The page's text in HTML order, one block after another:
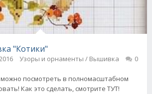
"Котики"
Узоры и орнаменты / Вышивка 0
посмотреть в полномасштабном
размере и скопировать! Как это сделать, смотрите ТУТ!